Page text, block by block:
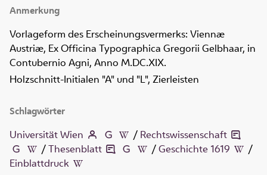
Anmerkung
Vorlageform des Erscheinungsvermerks: Viennæ
Austriæ, Ex Officina Typographica Gregorii Gelbhaar, in
Contubernio Agni, Anno M.DC.XIX.
Holzschnitt-Initialen "A" und "L", Zierleisten
Schlagwörter
Universität Wien / Rechtswissenschaft
/Thesenblatt /Geschichte 1619
/
Einblattdruck